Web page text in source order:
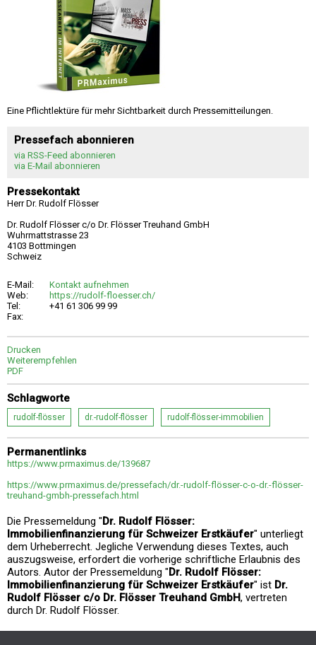
Eine Pflichtlektüre für mehr Sichtbarkeit durch Pressemitteilungen.
Pressefach abonnieren
via RSS-Feed abonnieren
via E-Mail abonnieren
Pressekontakt
Herr Dr. Rudolf Flösser
Dr. Rudolf Flösser c/o Dr. Flösser Treuhand GmbH
Wuhrmattstrasse 23
4103 Bottmingen
Schweiz
E-Mail:
Kontakt aufnehmen
Web:
https://rudolf-floesser.ch/
Tel:
+41 61 306 99 99
Fax:
Drucken
Weiterempfehlen
PDF
Schlagworte
rudolf-flösser dr.-rudolf-flösser rudolf-flösser-immobilien
Permanentlinks
https://www.prmaximus.de/139687
https://www.prmaximus.de/pressefach/dr.-rudolf-flösser-c-o-dr.-flösser-
treuhand-gmbh-pressefach.html
Die Pressemeldung "Dr. Rudolf Flösser:
Immobilienfinanzierung für Schweizer Erstkäufer" unterliegt
dem Urheberrecht. Jegliche Verwendung dieses Textes, auch
auszugsweise, erfordert die vorherige schriftliche Erlaubnis des
Autors. Autor der Pressemeldung "Dr. Rudolf Flösser:
Immobilienfinanzierung für Schweizer Erstkäufer" ist Dr.
Rudolf Flösser c/o Dr. Flösser Treuhand GmbH, vertreten
durch Dr. Rudolf Flösser.